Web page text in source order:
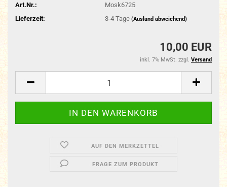
Art.Nr.:
Mosk6725
Lieferzeit:
3-4 Tage (Ausland abweichend)
10,00 EUR
inkl. 7% MwSt. zzgl. Versand
AUF DEN MERKZETTEL
FRAGE ZUM PRODUKT